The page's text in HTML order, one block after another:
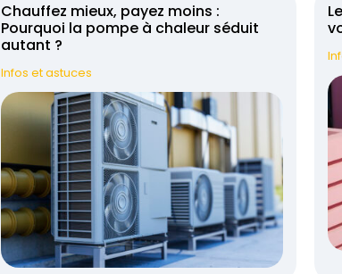
Chauffez mieux, payez moins :
Pourquoi la pompe à chaleur séduit
autant ?
Infos et astuces